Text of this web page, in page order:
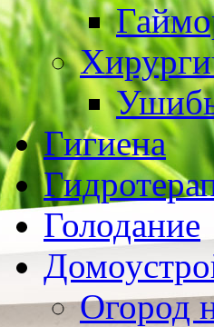
Гигиена
Голодание
Огород